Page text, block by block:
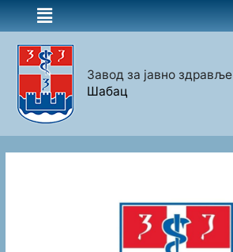
Завод за јавно здравље
Шабац